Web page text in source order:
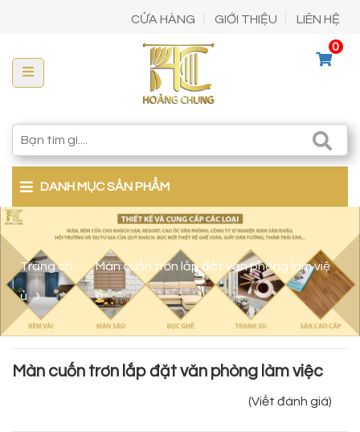
CỬA HÀNG GIỚI THIỆU LIÊN HỆ
0
DANH MỤC SẢN PHẨM
Trang ch
ủ
Màn cuốn trơn lắp đặt văn phòng làm việ
c
Màn cuốn trơn lắp đặt văn phòng làm việc
(Viết đánh giá)